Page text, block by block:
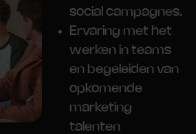
social campagnes.
Ervaring met het
werken in teams
en begeleiden van
opkomende
marketing
talenten